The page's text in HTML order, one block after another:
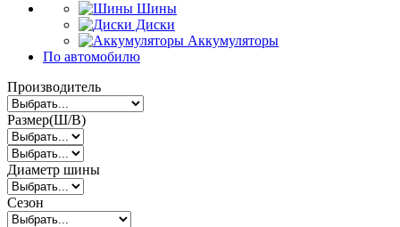
Шины
Диски
Аккумуляторы
По автомобилю
Производитель
Размер(Ш/В)
Диаметр шины
Сезон